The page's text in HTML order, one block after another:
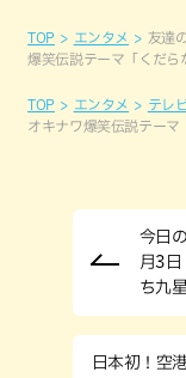
TOP エンタメ
友達
爆笑伝説テーマ「くだら
TOP エンタメ テレ
オキナワ爆笑伝説テーマ
今日
月3日
ち九
日本初！空